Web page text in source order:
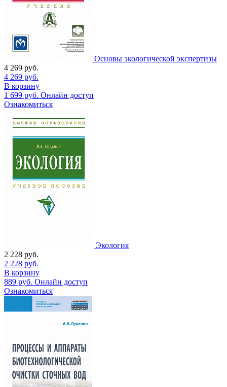
Основы экологической экспертизы
4 269 руб.
4 269 руб.
В корзину
1 699 руб. Онлайн доступ
Ознакомиться
Экология
2 228 руб.
2 228 руб.
В корзину
889 руб. Онлайн доступ
Ознакомиться